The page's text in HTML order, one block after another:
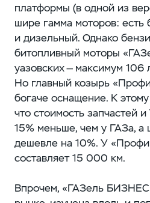
платформы (в одной из
шире гамма моторов: есть
и дизельный. Однако
битопливный моторы
уазовских — максимум 106
Но главный козырь
богаче оснащение. К
что стоимость запчастей
15% меньше, чем у ГАЗа, а
дешевле на 10%. У
составляет 15 000 км.
Впрочем, «ГАЗель